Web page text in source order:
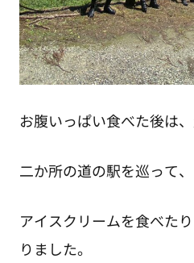
お腹いっぱい食べた後は
二か所の道の駅を巡って、
アイスクリームを食べた
りました。